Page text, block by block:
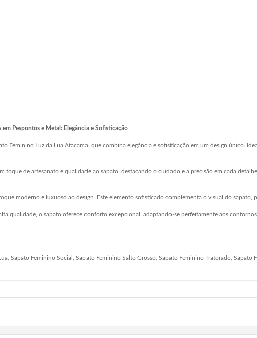
Pespontos e Metal: Elegância e Sofisticação
Feminino Luz da Lua Atacama, que combina elegância e sofisticação em um design único.
toque de artesanato e qualidade ao sapato, destacando o cuidado e a precisão em cada
moderno e luxuoso ao design. Este elemento sofisticado complementa o visual do
qualidade, o sapato oferece conforto excepcional, adaptando-se perfeitamente aos
Sapato Feminino Social, Sapato Feminino Salto Grosso, Sapato Feminino Tratorado,